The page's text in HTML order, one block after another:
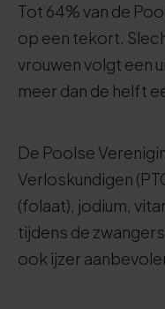
Tot 64% van de
op een tekort.
vrouwen volgt een
meer dan de helft
De Poolse
Verloskundigen
(folaat), jodium,
tijdens de
ook ijzer